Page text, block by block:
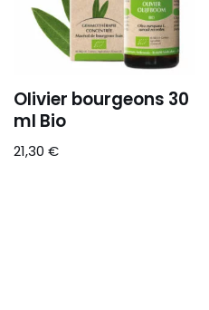
Olivier bourgeons 30
ml Bio
21,30 €